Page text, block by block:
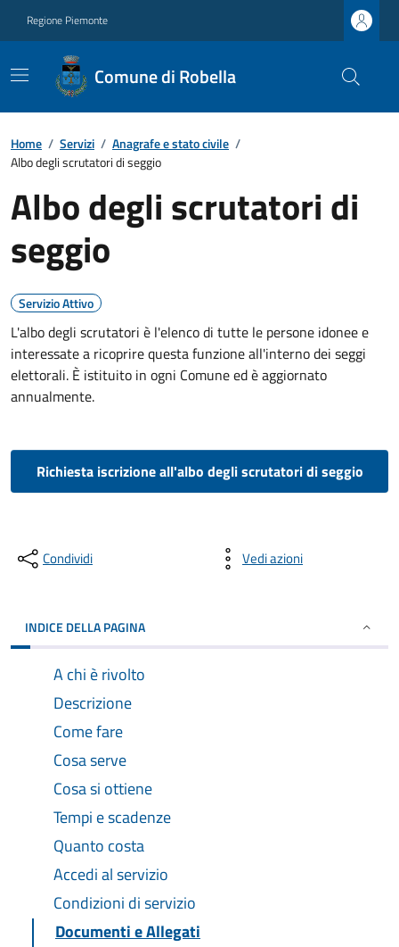
Regione Piemonte
Comune di Robella
Home / Servizi / Anagrafe e stato civile /
Albo degli scrutatori di seggio
Albo degli scrutatori di
seggio
Servizio Attivo
L'albo degli scrutatori è l'elenco di tutte le persone idonee e
interessate a ricoprire questa funzione all'interno dei seggi
elettorali. È istituito in ogni Comune ed è aggiornato
annualmente.
Richiesta iscrizione all'albo degli scrutatori di seggio
Condividi Vedi azioni
INDICE DELLA PAGINA
A chi è rivolto
Descrizione
Come fare
Cosa serve
Cosa si ottiene
Tempi e scadenze
Quanto costa
Accedi al servizio
Condizioni di servizio
Documenti e Allegati